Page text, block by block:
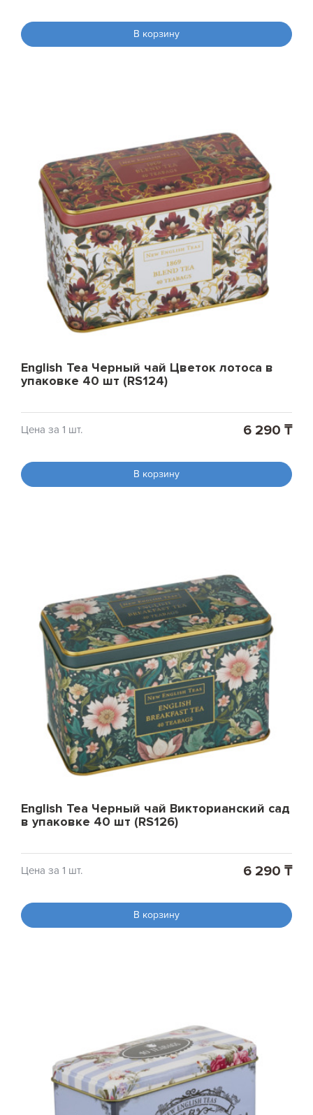
В корзину
English Tea Черный чай Цветок лотоса в
упаковке 40 шт (RS124)
Цена за 1 шт. 6 290 ₸
В корзину
English Tea Черный чай Викторианский сад
в упаковке 40 шт (RS126)
Цена за 1 шт. 6 290 ₸
В корзину